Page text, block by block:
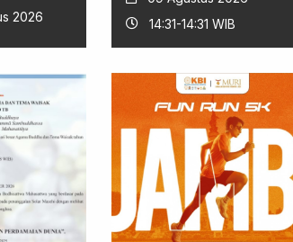
2026
14:31-14:31 WIB